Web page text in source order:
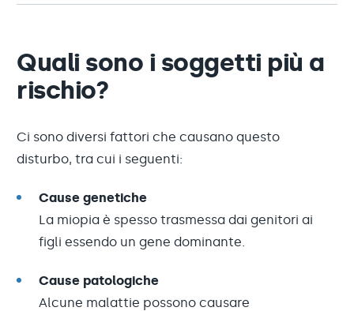
Quali sono i soggetti più a
rischio?
Ci sono diversi fattori che causano questo
disturbo, tra cui i seguenti:
Cause genetiche
La miopia è spesso trasmessa dai genitori ai
figli essendo un gene dominante.
Cause patologiche
Alcune malattie possono causare